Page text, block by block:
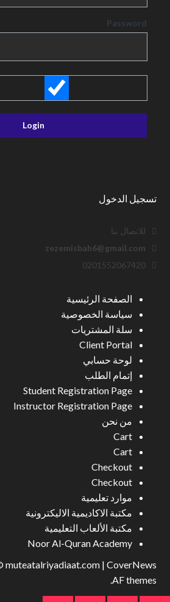
Password
تسجيل الدخول
للاتصال بنا
zezemisbah6@gmail.com
0201552067420
الصفحة الرئيسية
سياسة الخصوصية
سلة المشتريات
Client Portal
لوحة حسابي
إتمام الطلب
Student Registration Page
Instructor Registration Page
من نحن
Cart
Cart
Checkout
Checkout
موارد تعليمية
مكتبة الاكاديمية الاليكترونية
مكتبة الألعاب التعليمية
Noor Al-Quran Academy
muteatalriyadiaat.com | CoverNews
AF themes.